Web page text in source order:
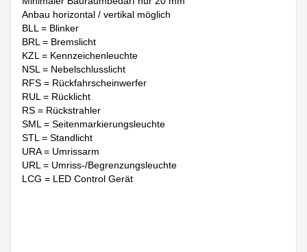
Anbau horizontal / vertikal möglich
BLL = Blinker
BRL = Bremslicht
KZL = Kennzeichenleuchte
NSL = Nebelschlusslicht
RFS = Rückfahrscheinwerfer
RUL = Rücklicht
RS = Rückstrahler
SML = Seitenmarkierungsleuchte
STL = Standlicht
URA = Umrissarm
URL = Umriss-/Begrenzungsleuchte
LCG = LED Control Gerät